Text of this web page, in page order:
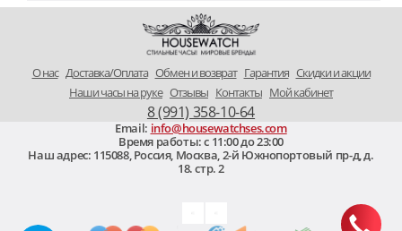
O нас Доставка/Оплата Обмен и возврат Гарантия Скидки и акции
Наши часы на руке Отзывы Контакты Мой кабинет
8 (991) 358-10-64
Email: info@housewatchses.com
Время работы: c 11:00 до 23:00
Наш адрес: 115088, Россия, Москва 2-й Южнопортовый пр-д, д.
18. стр. 2